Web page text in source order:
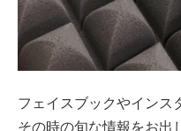
フェイスブックやインス
その時の旬な情報をお出